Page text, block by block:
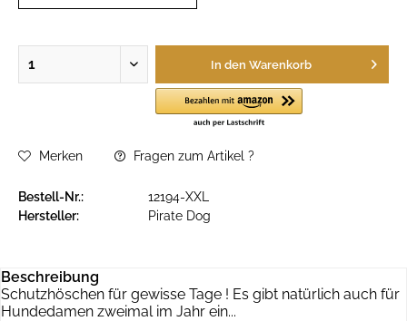
In den Warenkorb
Merken Fragen zum Artikel ?
Bestell-Nr.:
12194-XXL
Hersteller:
Pirate Dog
Beschreibung
Schutzhöschen für gewisse Tage ! Es gibt natürlich auch für
Hundedamen zweimal im Jahr ein...